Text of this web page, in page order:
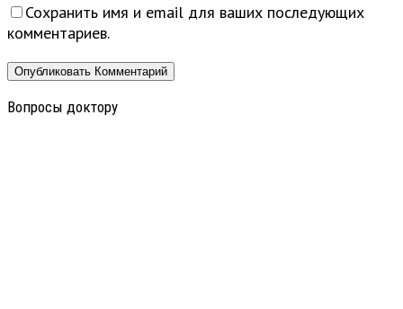
Сохранить имя и email для ваших последующих
комментариев.
Вопросы доктору